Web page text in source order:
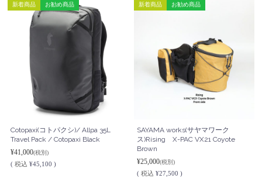
新着商品 お勧め商品
Cotopaxi(コトパクシ)/ Allpa 35L
Travel Pack / Cotopaxi Black
¥41,000(税別)
( 税込 ¥45,100 )
新着商品 お勧め商品
SAYAMA works(サヤマワーク
ス)Rising X-PAC VX21 Coyote
Brown
¥25,000(税別)
( 税込 ¥27,500 )